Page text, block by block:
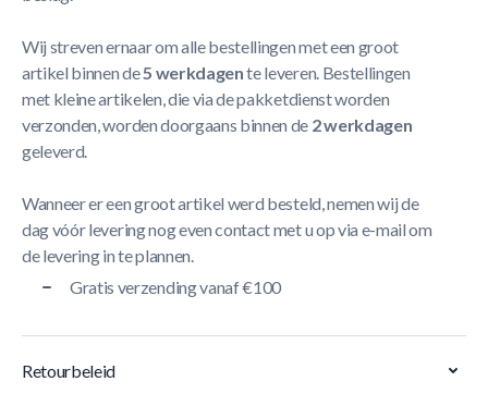
Wij streven ernaar om alle bestellingen met een groot
artikel binnen de5 werkdagente leveren. Bestellingen
met kleine artikelen, die via de pakketdienst worden
verzonden, worden doorgaans binnen de 2 werkdagen
geleverd.
Wanneer er een groot artikel werd besteld, nemen wij de
dag vóór levering nog even contact met u op via e-mail om
de levering in te plannen.
Gratis verzending vanaf €100
Retourbeleid